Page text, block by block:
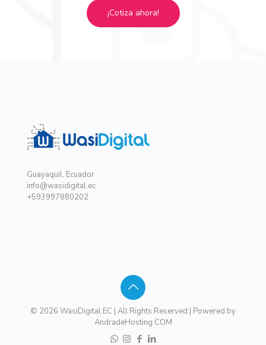
¡Cotiza ahora!
Guayaquil, Ecuador
info@wasidigital.ec
+593997880202
© 2026 WasiDigital.EC | All Rights Reserved | Powered by
AndradeHosting.COM